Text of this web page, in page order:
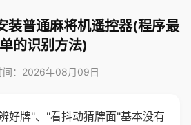
装普通麻将机遥控器(程序最
的识别方法)
间：2026年08月09日
好牌"、"看抖动猜牌面"基本没有